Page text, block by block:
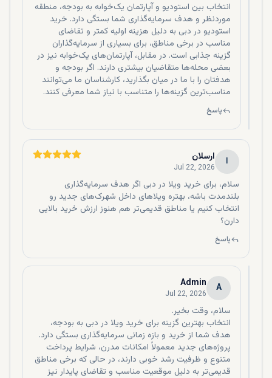
آپارتمان های پیش فروش در دبی
اگر دنبال آپارتمان‌های مناسب‌تری در دبی می‌گردید، پیشنهاد
می‌کنیم پروژه‌های ملکی پیش فروش را در نظر داشته باشید.
بسیاری ازشرکت‌های ساخت و ساز ملک در امارات متحده عربی
قبل از اینکه حتی پروژه‌شان را بسازند، یک برنامه پرداخت برای
فروش ملک پیش فروش خود در نظر می‌گیرند. شما می‌توانید
املاک پیش فروش را در مناطق محبوبی مانند داون تاون دبی،
آکویا اکسیژن، میدان سیتی و شهر محمد بن راشد پیدا کنید.
خرید استودیو در دبی
خرید استودیو در دبی یکی از بهترین گزینه‌ها برای افرادی است که
به دنبال سرمایه‌گذاری با بودجه کمتر یا کسب درآمد از اجاره ملک
هستند. استودیوها به دلیل قیمت مناسب‌تر نسبت به
آپارتمان‌های یک‌خوابه، تقاضای بالایی در بازار اجاره دبی دارند و در
داون‌تاون از محبوبیت ویژه‌ای برخوردارند. اگر هدف شما ورود به
بازار املاک دبی با سرمایه اولیه کمتر و بهره‌مندی از فرصت‌های
سرمایه‌گذاری و شرایط اقامت دبی با خرید ملک است، خرید یک
استودیو می‌تواند انتخابی هوشمندانه و سودآور باشد.
محبوب ترین آپارتمان های دبی برای
خرید
در این بخش محبوب‌ترین آپارتمان‌های دبی برای خرید را توضیح
انتخاب بین استودیو و آپارتمان یک‌خوابه به بودجه، منطقه
موردنظر و هدف سرمایه‌گذاری شما بستگی دارد. خرید
استودیو در دبی به دلیل هزینه اولیه کمتر و تقاضای
مناسب در برخی مناطق، برای بسیاری از سرمایه‌گذاران
گزینه جذابی است. در مقابل، آپارتمان‌های یک‌خوابه نیز در
بعضی محله‌ها متقاضیان بیشتری دارند. اگر بودجه و
هدفتان را با ما در میان بگذارید، کارشناسان ما می‌توانند
مناسب‌ترین گزینه‌ها را متناسب با نیاز شما معرفی کنند.
پاسخ
ا ارسلان
Jul 22, 2026
سلام، برای خرید ویلا در دبی اگر هدف سرمایه‌گذاری
بلندمدت باشه، بهتره ویلاهای داخل شهرک‌های جدید رو
انتخاب کنیم یا مناطق قدیمی‌تر هم هنوز ارزش خرید بالایی
دارن؟
پاسخ
A
Admin
Jul 22, 2026
انتخاب بهترین گزینه برای خرید ویلا در دبی به بودجه،
هدف شما از خرید و بازه زمانی سرمایه‌گذاری بستگی دارد.
پروژه‌های جدید معمولاً امکانات مدرن، شرایط پرداخت
متنوع و ظرفیت رشد خوبی دارند، در حالی که برخی مناطق
قدیمی‌تر به دلیل موقعیت مناسب و تقاضای پایدار نیز